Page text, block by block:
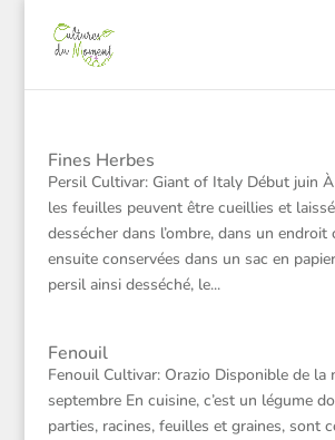
Fines Herbes
Persil Cultivar: Giant of Italy Début juin À
les feuilles peuvent être cueillies et
dessécher dans l’ombre, dans un
ensuite conservées dans un sac en
persil ainsi desséché, le...
Fenouil
Fenouil Cultivar: Orazio Disponible de
septembre En cuisine, c’est un légume
parties, racines, feuilles et graines, sont